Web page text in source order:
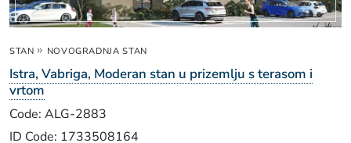
STAN » NOVOGRADNJA STAN
Istra, Vabriga, Moderan stan u prizemlju s terasom i
vrtom
Code: ALG-2883
ID Code: 1733508164